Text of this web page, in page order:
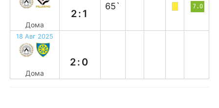
Дома
2:1
65` 7.0
18 Авг 2025
Дома
2:0